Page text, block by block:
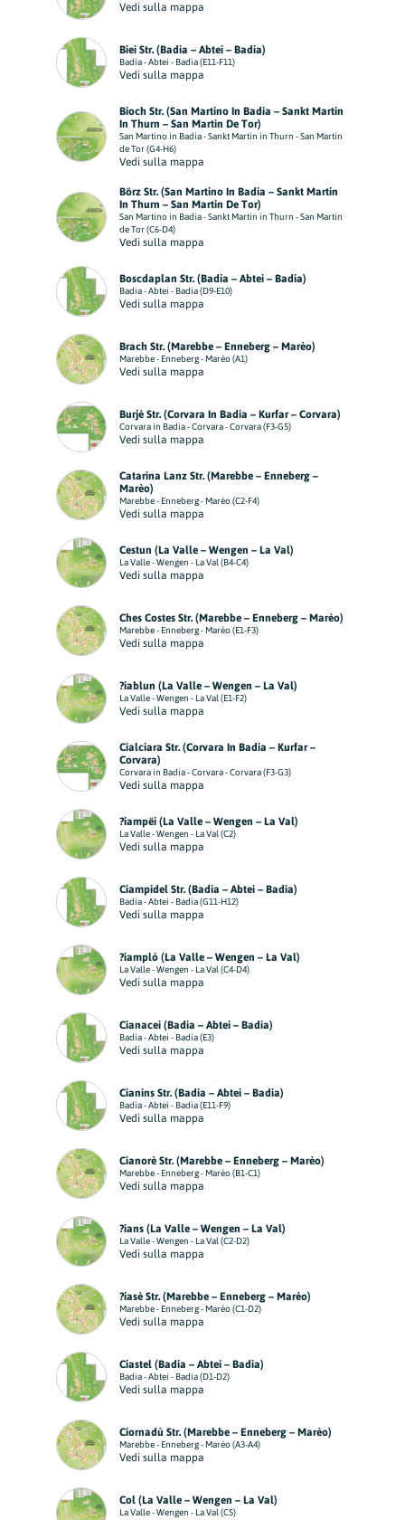
Vedi sulla mappa
Biei Str. (Badia – Abtei – Badia)
Badia - Abtei - Badia (E11-F11)
Vedi sulla mappa
Bioch Str. (San Martino In Badia – Sankt Martin
In Thurn – San Martin De Tor)
San Martino in Badia - Sankt Martin in Thurn - San Martin
de Tor (G4-H6)
Vedi sulla mappa
Börz Str. (San Martino In Badia – Sankt Martin
In Thurn – San Martin De Tor)
San Martino in Badia - Sankt Martin in Thurn - San Martin
de Tor (C6-D4)
Vedi sulla mappa
Boscdaplan Str. (Badia – Abtei – Badia)
Badia - Abtei - Badia (D9-E10)
Vedi sulla mappa
Brach Str. (Marebbe – Enneberg – Marèo)
Marebbe - Enneberg - Marèo (A1)
Vedi sulla mappa
Burjè Str. (Corvara In Badia – Kurfar – Corvara)
Corvara in Badia - Corvara - Corvara (F3-G5)
Vedi sulla mappa
Catarina Lanz Str. (Marebbe – Enneberg –
Marèo)
Marebbe - Enneberg - Marèo (C2-F4)
Vedi sulla mappa
Cestun (La Valle – Wengen – La Val)
La Valle - Wengen - La Val (B4-C4)
Vedi sulla mappa
Ches Costes Str. (Marebbe – Enneberg – Marèo)
Marebbe - Enneberg - Marèo (E1-F3)
Vedi sulla mappa
?iablun (La Valle – Wengen – La Val)
La Valle - Wengen - La Val (E1-F2)
Vedi sulla mappa
Cialciara Str. (Corvara In Badia – Kurfar –
Corvara)
Corvara in Badia - Corvara - Corvara (F3-G3)
Vedi sulla mappa
?iampëi (La Valle – Wengen – La Val)
La Valle - Wengen - La Val (C2)
Vedi sulla mappa
Ciampidel Str. (Badia – Abtei – Badia)
Badia - Abtei - Badia (G11-H12)
Vedi sulla mappa
?iampló (La Valle – Wengen – La Val)
La Valle - Wengen - La Val (C4-D4)
Vedi sulla mappa
Cianacei (Badia – Abtei – Badia)
Badia - Abtei - Badia (E3)
Vedi sulla mappa
Cianins Str. (Badia – Abtei – Badia)
Badia - Abtei - Badia (E11-F9)
Vedi sulla mappa
Cianorè Str. (Marebbe – Enneberg – Marèo)
Marebbe - Enneberg - Marèo (B1-C1)
Vedi sulla mappa
?ians (La Valle – Wengen – La Val)
La Valle - Wengen - La Val (C2-D2)
Vedi sulla mappa
?iasè Str. (Marebbe – Enneberg – Marèo)
Marebbe - Enneberg - Marèo (C1-D2)
Vedi sulla mappa
Ciastel (Badia – Abtei – Badia)
Badia - Abtei - Badia (D1-D2)
Vedi sulla mappa
Ciornadù Str. (Marebbe – Enneberg – Marèo)
Marebbe - Enneberg - Marèo (A3-A4)
Vedi sulla mappa
Col (La Valle – Wengen – La Val)
La Valle - Wengen - La Val (C5)